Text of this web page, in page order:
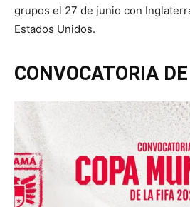
grupos el 27 de junio con
Estados Unidos.
CONVOCATORIA